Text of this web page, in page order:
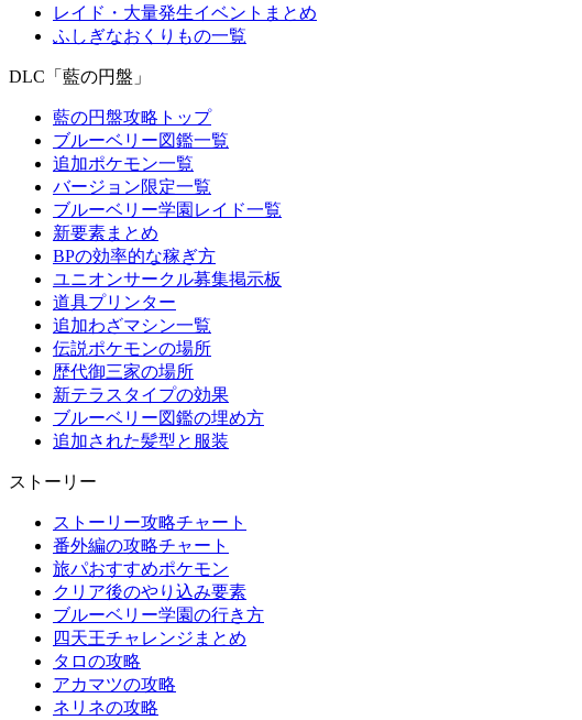
レイド・大量発生イベントまとめ
ふしぎなおくりもの一覧
DLC「藍の円盤」
藍の円盤攻略トップ
ブルーベリー図鑑一覧
追加ポケモン一覧
バージョン限定一覧
ブルーベリー学園レイド一覧
新要素まとめ
BPの効率的な稼ぎ方
ユニオンサークル募集掲示板
道具プリンター
追加わざマシン一覧
伝説ポケモンの場所
歴代御三家の場所
新テラスタイプの効果
ブルーベリー図鑑の埋め方
追加された髪型と服装
ストーリー
ストーリー攻略チャート
番外編の攻略チャート
旅パおすすめポケモン
クリア後のやり込み要素
ブルーベリー学園の行き方
四天王チャレンジまとめ
タロの攻略
アカマツの攻略
ネリネの攻略